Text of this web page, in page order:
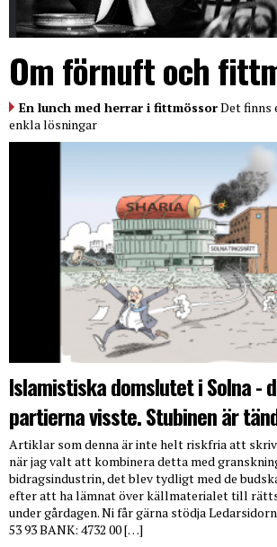
Om förnuft och
En lunch med herrar i fittmössorDet finns
enkla lösningar
Islamistiska domslutet i Solna -
partierna visste. Stubinen är
Artiklar som denna är inte helt riskfria att
när jag valt att kombinera detta med
bidragsindustrin, det blev tydligt med de
efter att ha lämnat över källmaterialet till
under gårdagen. Ni får gärna stödja
53 93 BANK: 4732 00 […]